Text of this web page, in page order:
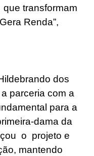
transformam
Renda”,
dos
parceria com a
para a
dama da
o projeto e
mantendo